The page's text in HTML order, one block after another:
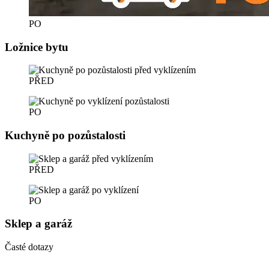
PO
Ložnice bytu
PŘED
PO
Kuchyně po pozůstalosti
PŘED
PO
Sklep a garáž
Časté dotazy